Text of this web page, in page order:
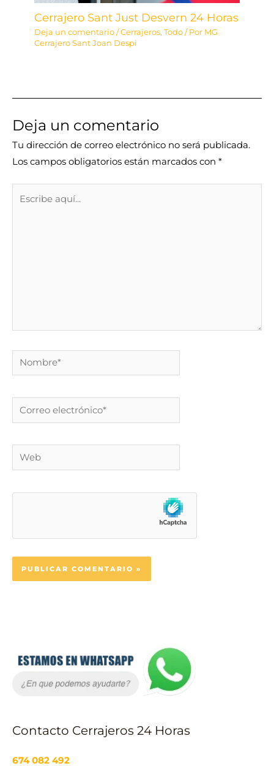
Cerrajero Sant Just Desvern 24 Horas
Deja un comentario /Cerrajeros,Todo / Por MG
Cerrajero Sant Joan Despi
Deja un comentario
Tu dirección de correo electrónico no será publicada.
Los campos obligatorios están marcados con *
Nombre*
Correo
electrónico*
Web
Contacto Cerrajeros 24 Horas
674 082 492